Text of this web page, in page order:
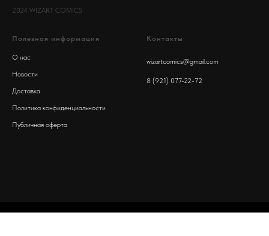
2024 WIZART COMICS
Полезная информация
О нас
Новости
Доставка
Политика конфиденциальности
Публичная оферта
Контакты
wizartcomics@gmail.com
8 (921) 077-22-72